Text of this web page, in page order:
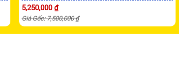
5,250,000 ₫
Giá Gốc: 7,500,000 ₫